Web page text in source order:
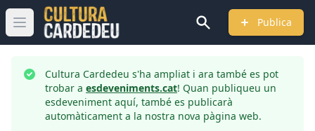
Obrir menú principal Publica
Cultura Cardedeu s'ha ampliat i ara també es pot
trobar a esdeveniments.cat! Quan publiqueu un
esdeveniment aquí, també es publicarà
automàticament a la nostra nova pàgina web.